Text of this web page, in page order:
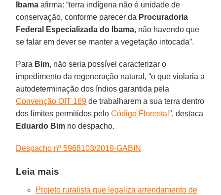
Ibama afirma: “terra indígena não é unidade de
conservação, conforme parecer da Procuradoria
Federal Especializada do Ibama, não havendo que
se falar em dever se manter a vegetação intocada”.
Para Bim, não seria possível caracterizar o
impedimento da regeneração natural, “o que violaria a
autodeterminação dos índios garantida pela
Convenção OIT 169 de trabalharem a sua terra dentro
dos limites permitidos peloCódigo Florestal”, destaca
Eduardo Bim no despacho.
Despacho nº 5968103/2019-GABIN
Leia mais
Projeto ruralista que legaliza arrendamento de